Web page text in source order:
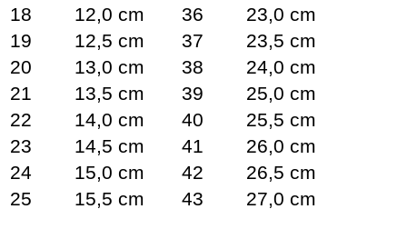
18
12,0 cm 36
23,0 cm
19
12,5 cm 37
23,5 cm
20
13,0 cm 38
24,0 cm
21
13,5 cm 39
25,0 cm
22
14,0 cm 40
25,5 cm
23
14,5 cm 41
26,0 cm
24
15,0 cm 42
26,5 cm
25
15,5 cm 43 27,0 cm